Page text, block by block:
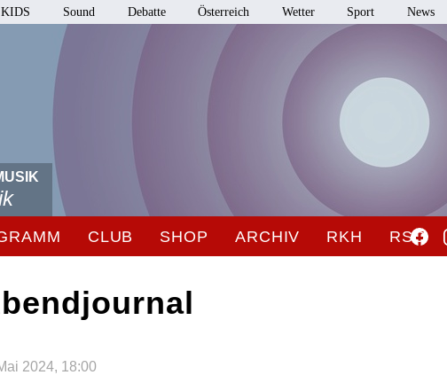
KIDS Sound Debatte Österreich Wetter Sport News
CLUB SHOP ARCHIV RKH RSO
2024, 18:00